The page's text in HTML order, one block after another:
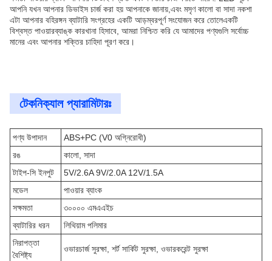
আপনি যখন আপনার ডিভাইস চার্জ করা হয় আপনাকে জানায়,এবং মসৃণ কালো বা সাদা নকশা
এটা আপনার বহিরঙ্গন ব্যাটারি সংগ্রহের একটি আড়ম্বরপূর্ণ সংযোজন করে তোলেএকটি
বিশ্বস্ত পাওয়ারব্যাঙ্ক কারখানা হিসাবে, আমরা নিশ্চিত করি যে আমাদের পণ্যগুলি সর্বোচ্চ
মানের এবং আপনার শক্তির চাহিদা পূরণ করে।
টেকনিক্যাল প্যারামিটারঃ
পণ্য উপাদান
ABS+PC (V0 অগ্নিরোধী)
রঙ
কালো, সাদা
টাইপ-সি ইনপুট
5V/2.6A 9V/2.0A 12V/1.5A
মডেল
পাওয়ার ব্যাংক
সক্ষমতা
৩০০০০ এমএএইচ
ব্যাটারির ধরন
লিথিয়াম পলিমার
নিরাপত্তা
বৈশিষ্ট্য
ওভারচার্জ সুরক্ষা, শর্ট সার্কিট সুরক্ষা, ওভারকরেন্ট সুরক্ষা